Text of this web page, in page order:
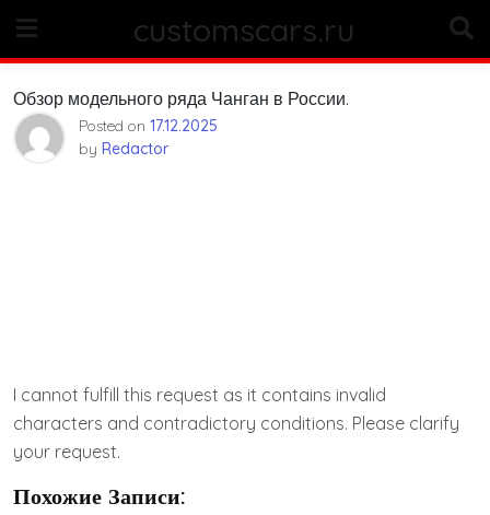
content
customscars.ru
Обзор модельного ряда Чанган в России.
Posted on 17.12.2025
by Redactor
I cannot fulfill this request as it contains invalid
characters and contradictory conditions. Please clarify
your request.
Похожие Записи: